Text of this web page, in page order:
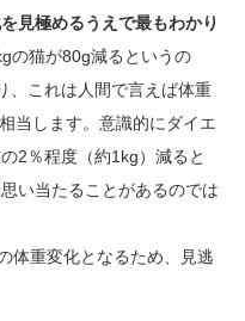
見極めるうえで最もわかり
の猫が80g減るというの
、これは人間で言えば体重
当します。意識的にダイエ
2％程度（約1kg）減ると
い当たることがあるのでは
体重変化となるため、見逃